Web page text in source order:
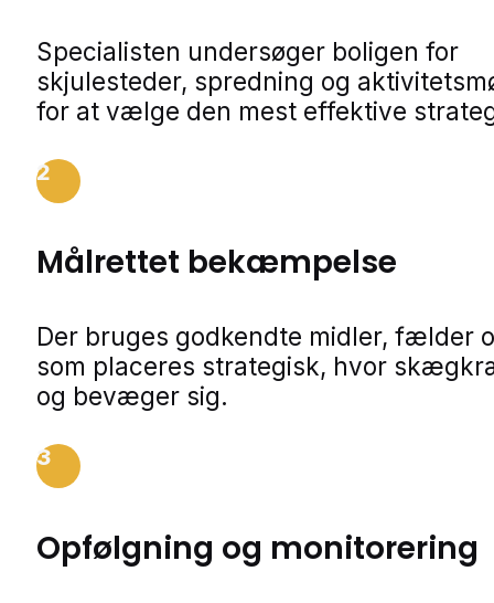
Specialisten undersøger boligen for
skjulesteder, spredning og
for at vælge den mest effektive
2
Målrettet bekæmpelse
Der bruges godkendte midler, fælder
som placeres strategisk, hvor
og bevæger sig.
3
Opfølgning og monitorering